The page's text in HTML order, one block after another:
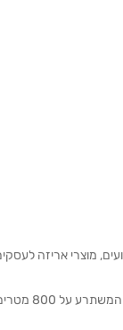
מוצרי אריזה
אנחנו